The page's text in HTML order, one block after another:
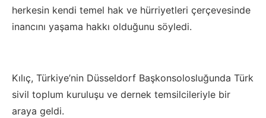
herkesin kendi temel hak ve hürriyetleri çerçevesinde
inancını yaşama hakkı olduğunu söyledi.
Kılıç, Türkiye’nin Düsseldorf Başkonsolosluğunda Türk
sivil toplum kuruluşu ve dernek temsilcileriyle bir
araya geldi.